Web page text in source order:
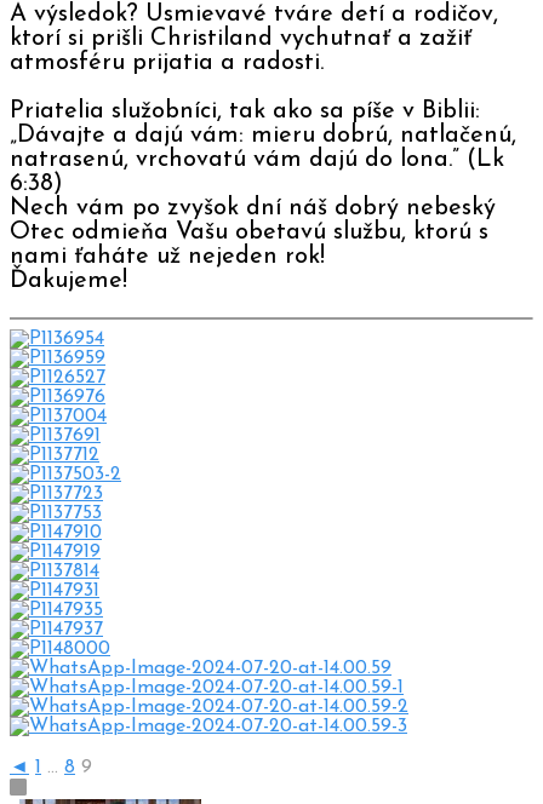
A výsledok? Usmievavé tváre detí a rodičov,
ktorí si prišli Christiland vychutnať a zažiť
atmosféru prijatia a radosti.
Priatelia služobníci, tak ako sa píše v Biblii:
„Dávajte a dajú vám: mieru dobrú, natlačenú,
natrasenú, vrchovatú vám dajú do lona.” (Lk‬
‭6‬:‭38‬)
Nech vám po zvyšok dní náš dobrý nebeský
Otec odmieňa Vašu obetavú službu, ktorú s
nami ťaháte už nejeden rok!
Ďakujeme!
◄ 1 ... 8 9